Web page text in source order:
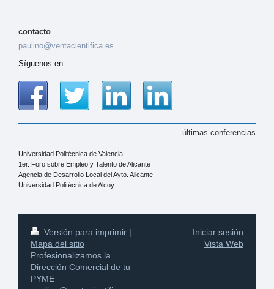
contacto
paulino@ventacientifica.es
Síguenos en:
últimas conferencias
Universidad Politécnica de Valencia
1er. Foro sobre Empleo y Talento de Alicante
Agencia de Desarrollo Local del Ayto. Alicante
Universidad Politécnica de Alcoy
Versión para imprimir |
Mapa del sitio
Profesionalizamos la
Dirección Comercial de tu
PYME
Iniciar sesión
Vista Web